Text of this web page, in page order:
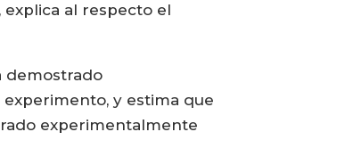
al respecto el
demostrado
y estima que
experimentalmente